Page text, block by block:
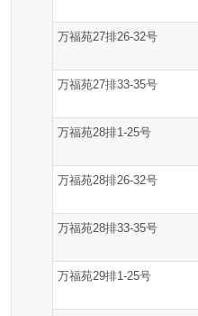
万福苑27排26-32号
万福苑27排33-35号
万福苑28排1-25号
万福苑28排26-32号
万福苑28排33-35号
万福苑29排1-25号